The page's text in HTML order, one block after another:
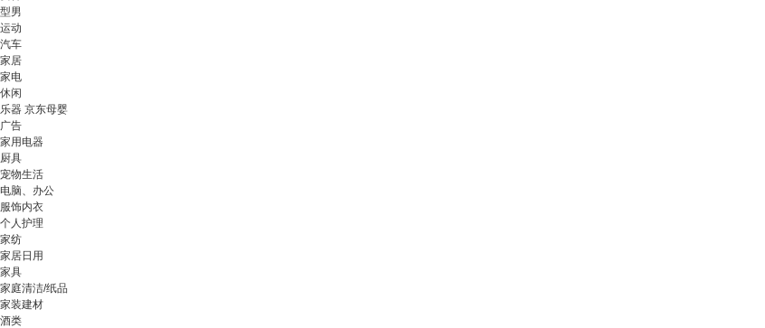
型男
运动
汽车
家居
家电
休闲
乐器 京东母婴
广告
家用电器
厨具
宠物生活
电脑、办公
服饰内衣
个人护理
家纺
家居日用
家具
家庭清洁/纸品
家装建材
酒类